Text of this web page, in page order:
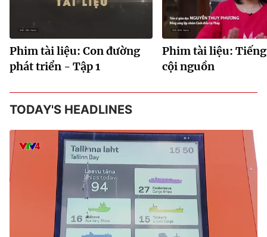
Phim tài liệu: Con đường
phát triển - Tập 1
Phim tài liệu:
cội nguồn
TODAY'S HEADLINES